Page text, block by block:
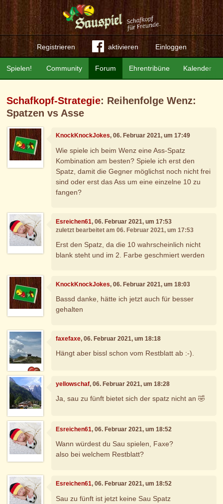
Registrieren aktivieren Einloggen
Community Forum Ehrentribüne Kalender
Spielen!
Schafkopf-Strategie: Reihenfolge Wenz:
Spatzen vs Asse
KnockKnockJokes, 06. Februar 2021, um 17:49
Wie spiele ich beim Wenz eine Ass-Spatz
Kombination am besten? Spiele ich erst den
Spatz, damit die Gegner möglichst noch nicht frei
sind oder erst das Ass um eine einzelne 10 zu
fangen?
Esreichen61, 06. Februar 2021, um 17:53
zuletzt bearbeitet am 06. Februar 2021, um 17:53
Erst den Spatz, da die 10 wahrscheinlich nicht
blank steht und im 2. Farbe geschmiert werden
KnockKnockJokes, 06. Februar 2021, um 18:03
Bassd danke, hätte ich jetzt auch für besser
gehalten
faxefaxe, 06. Februar 2021, um 18:18
Hängt aber bissl schon vom Restblatt ab :-).
yellowschaf, 06. Februar 2021, um 18:28
Ja, sau zu fünft bietet sich der spatz nicht an 🤣
Esreichen61, 06. Februar 2021, um 18:52
Wann würdest du Sau spielen, Faxe?
also bei welchem Restblatt?
Esreichen61, 06. Februar 2021, um 18:52
Sau zu fünft ist jetzt keine Sau Spatz